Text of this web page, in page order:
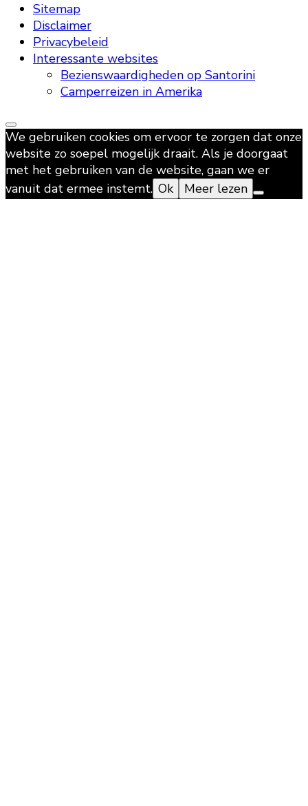
Sitemap
Disclaimer
Privacybeleid
Interessante websites
Bezienswaardigheden op Santorini
Camperreizen in Amerika
We gebruiken cookies om ervoor te zorgen dat onze
website zo soepel mogelijk draait. Als je doorgaat
met het gebruiken van de website, gaan we er
vanuit dat ermee instemt. Ok Meer lezen